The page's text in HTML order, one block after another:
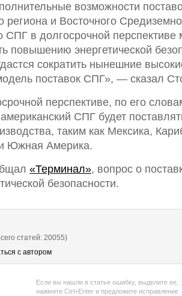
возможности
региона и Восточного
СПГ в долгосрочной перспективе
повышению энергетической
сократить нынешние
поставок СПГ», — сказал
перспективе, по его
СПГ будет
таким как Мексика,
Южная Америка.
«Терминал», вопрос о
безопасности.
статей: 20055)
с автором
Если вы нашли в статье ошибку, выделите ее,
нажмите Ctrl+Enter и предложите исправление